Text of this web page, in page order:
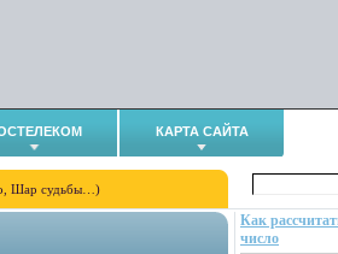
КАРТА САЙТА
Шар судьбы…)
Как
число